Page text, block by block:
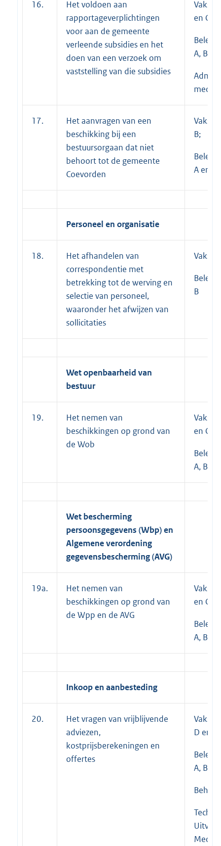
16.
Het voldoen aan
rapportageverplichtingen
voor aan de gemeente
verleende subsidies en het
doen van een verzoek om
vaststelling van die subsidies
en C;
A, B en
17.
Het aanvragen van een
beschikking bij een
bestuursorgaan dat niet
behoort tot de gemeente
Coevorden
B;
A en B
Personeel en organisatie
18.
Het afhandelen van
correspondentie met
betrekking tot de werving en
selectie van personeel,
waaronder het afwijzen van
sollicitaties
B
Wet openbaarheid van
bestuur
19.
Het nemen van
beschikkingen op grond van
de Wob
en C;
A, B en
Wet bescherming
persoonsgegevens (Wbp) en
Algemene verordening
gegevensbescherming (AVG)
19a.
Het nemen van
beschikkingen op grond van
de Wpp en de AVG
en C;
A, B en
Inkoop en aanbesteding
20.
Het vragen van vrijblijvende
adviezen,
kostprijsberekeningen en
offertes
D en E;
A, B en